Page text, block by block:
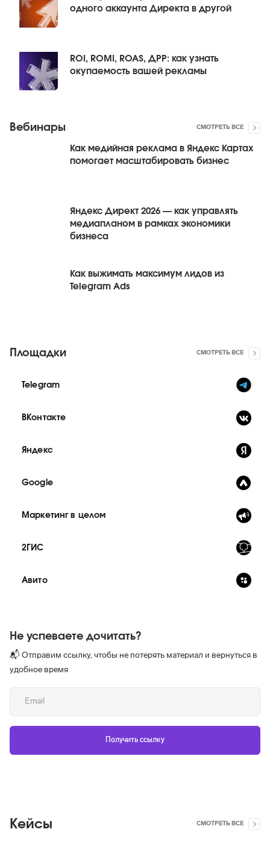
одного аккаунта Директа в другой
ROI, ROMI, ROAS, ДРР: как узнать
окупаемость вашей рекламы
Вебинары СМОТРЕТЬ ВСЕ
Как медийная реклама в Яндекс Картах
помогает масштабировать бизнес
Яндекс Директ 2026 — как управлять
медиапланом в рамках экономики
бизнеса
Как выжимать максимум лидов из
Telegram Ads
Площадки СМОТРЕТЬ ВСЕ
Telegram
ВКонтакте
Яндекс
Google
Маркетинг в целом
2ГИС
Авито
Не успеваете дочитать?
📬 Отправим ссылку, чтобы не потерять материал и вернуться в
удобное время
Кейсы СМОТРЕТЬ ВСЕ